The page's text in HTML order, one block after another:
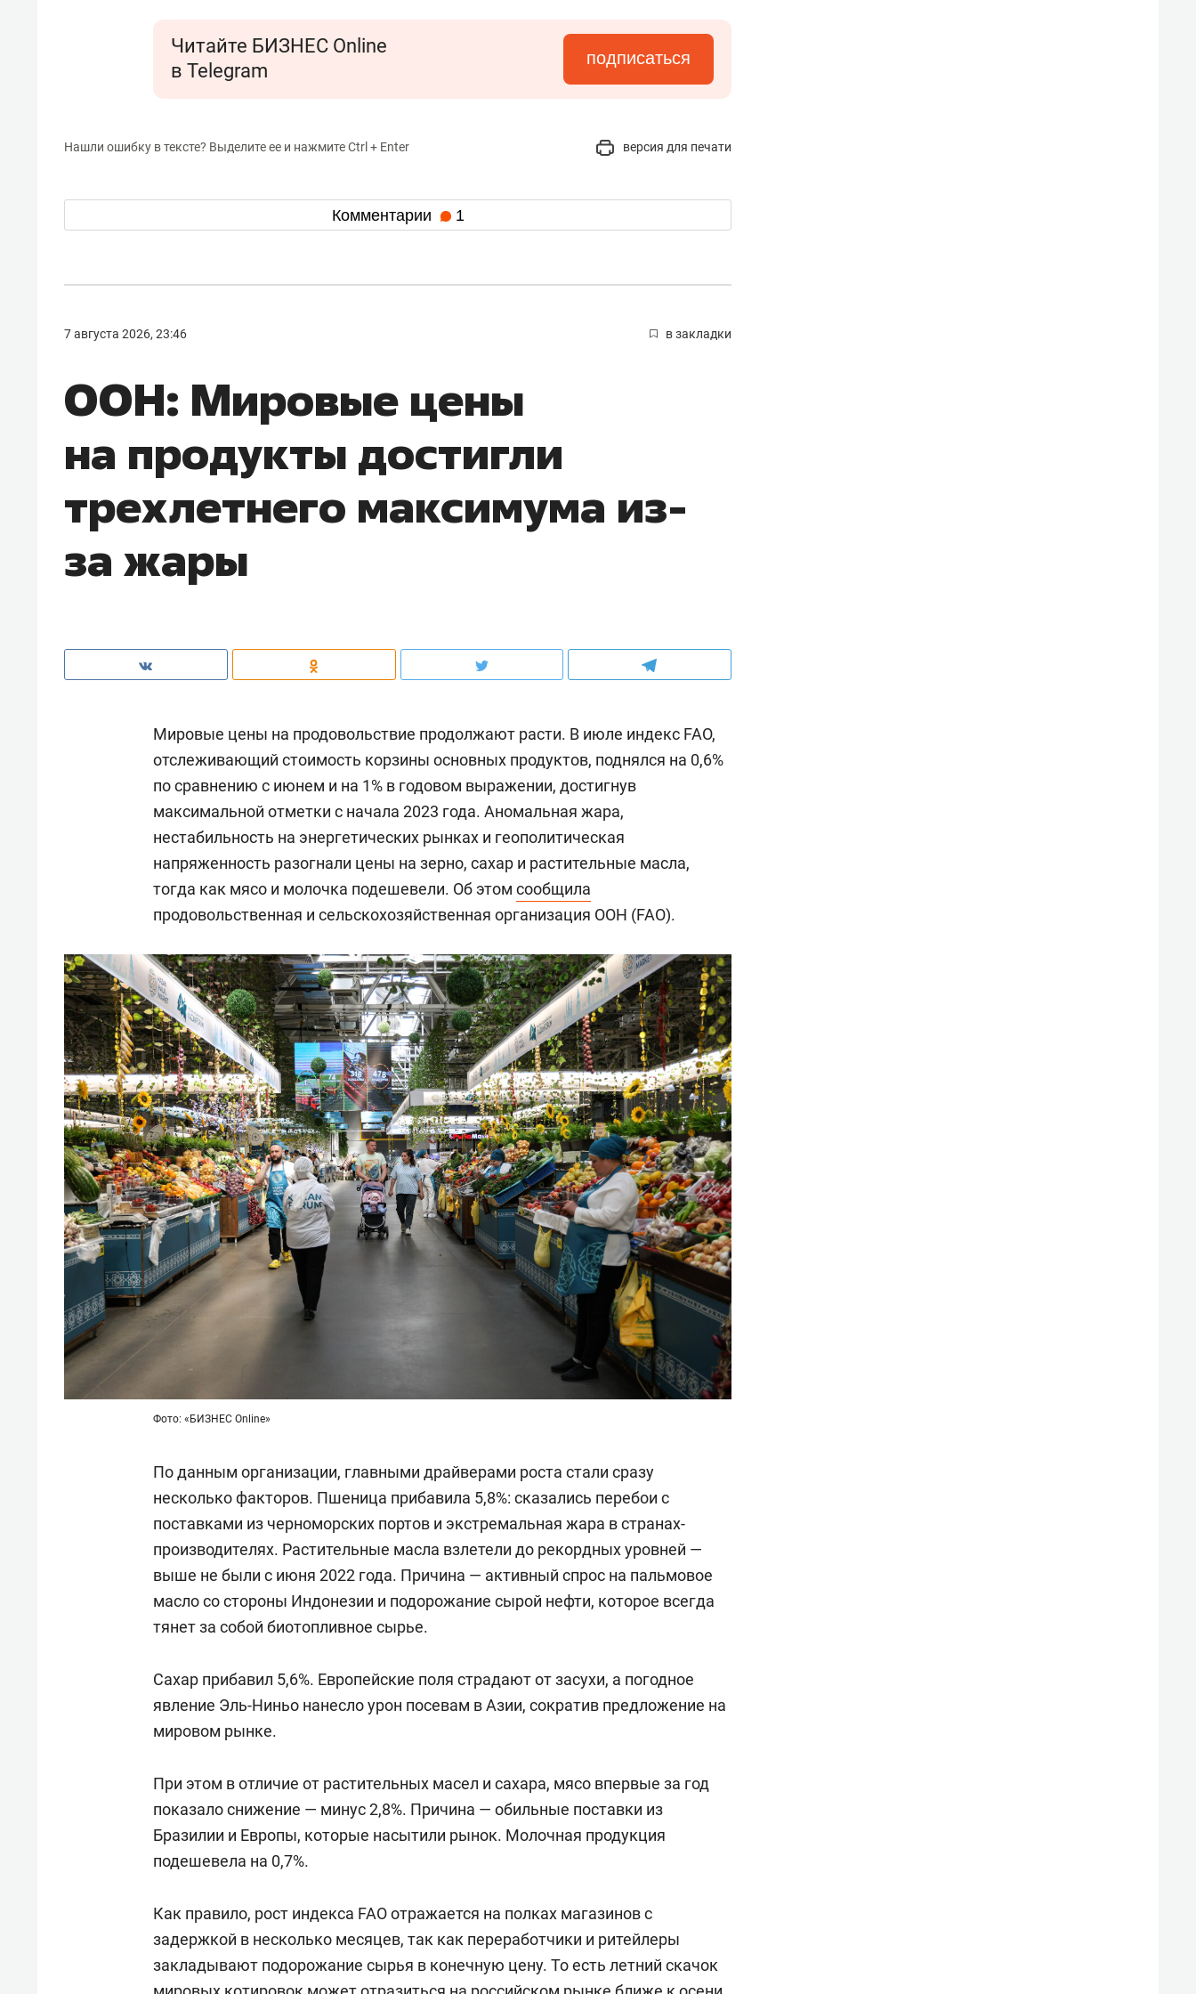
Читайте БИЗНЕС Online
в Telegram
подписаться
Нашли ошибку в тексте? Выделите ее и нажмите Ctrl + Enter версия для печати
Комментарии 1
7 августа 2026, 23:46 в закладки
ООН: Мировые цены
на продукты достигли
трехлетнего максимума из-
за жары
Мировые цены на продовольствие продолжают расти. В июле индекс FAO,
отслеживающий стоимость корзины основных продуктов, поднялся на 0,6%
по сравнению с июнем и на 1% в годовом выражении, достигнув
максимальной отметки с начала 2023 года. Аномальная жара,
нестабильность на энергетических рынках и геополитическая
напряженность разогнали цены на зерно, сахар и растительные масла,
тогда как мясо и молочка подешевели. Об этом сообщила
продовольственная и сельскохозяйственная организация ООН (FAO).
Фото: «БИЗНЕС Online»
По данным организации, главными драйверами роста стали сразу
несколько факторов. Пшеница прибавила 5,8%: сказались перебои с
поставками из черноморских портов и экстремальная жара в странах-
производителях. Растительные масла взлетели до рекордных уровней —
выше не были с июня 2022 года. Причина — активный спрос на пальмовое
масло со стороны Индонезии и подорожание сырой нефти, которое всегда
тянет за собой биотопливное сырье.
Сахар прибавил 5,6%. Европейские поля страдают от засухи, а погодное
явление Эль-Ниньо нанесло урон посевам в Азии, сократив предложение на
мировом рынке.
При этом в отличие от растительных масел и сахара, мясо впервые за год
показало снижение — минус 2,8%. Причина — обильные поставки из
Бразилии и Европы, которые насытили рынок. Молочная продукция
подешевела на 0,7%.
Как правило, рост индекса FAO отражается на полках магазинов с
задержкой в несколько месяцев, так как переработчики и ритейлеры
закладывают подорожание сырья в конечную цену. То есть летний скачок